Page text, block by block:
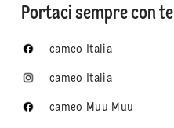
Portaci sempre con te
cameo Italia
cameo Italia
cameo Muu Muu